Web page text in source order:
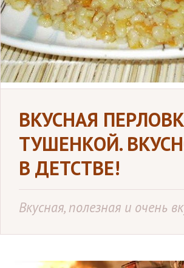
ВКУСНАЯ
ТУШЕНКОЙ.
В ДЕТСТВЕ!
Вкусная, полезная и очень